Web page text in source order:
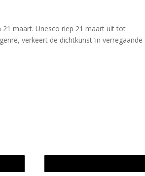
21 maart. Unesco riep 21 maart uit tot
verkeert de dichtkunst ‘in verregaande